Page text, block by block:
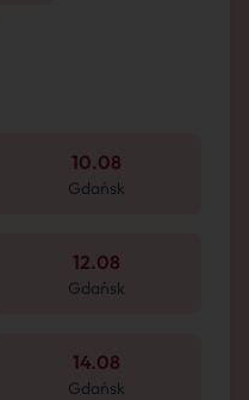
10.08
Gdańsk
12.08
Gdańsk
14.08
Gdańsk